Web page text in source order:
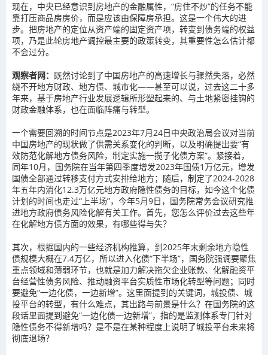
现在，中央已经意识到房地产的金融属性，“房住不炒”的任务不能
靠打压商品房房价，而是应该由保障房承担。这是一个伟大的进
步。把房地产的定位从资产端的固定资产项，转变到债务端的权益
项，乃是此轮房地产调控最主要的政策转变，其重要性怎么估计都
不会过分。
观察者网： 既然讨论到了中国房地产的高速增长与骤然失落，必然
绕不开地方财政、地方债、城市化——甚至可以说，过去这二十多
年来，基于房地产行业发展逻辑所形塑起来的、与土地紧密挂钩的
财政金融体系，也在面临阵痛与转型。
一个需要回溯的时间节点是2023年7月24日中央政治局会议对当前
中国房地产的现状做了供需关系变化的判断，以及明确提出要“有
效防范化解地方债务风险，制定实施一揽子化债方案”。紧接着，
同年10月，国务院在当年第四季度增发2023年国债1万亿元，增发
国债全部通过转移支付方式安排给地方；随后，制定了2024-2028
年五年内消化12.3万亿元地方政府隐性债务的目标，如今这个化债
计划的时间也走过“上半场”，今年5月9日，国务院常务会议研究推
进地方政府债务风险化解有关工作。首先，您怎么评价过去这些年
在化解地方债方面的效果，有哪些得与失？
其次，根据国内的一些经济机构推算，到2025年末剩余地方隐性
债规模大概在7.4万亿，所以进入化债“下半场”，国务院强调要聚焦
重点领域和薄弱环节，也就是加力解决拖欠企业账款、化解融资平
台经营性债务风险、推动融资平台实质性市场化转型等问题；同时
要避免“一边化债，一边新增”。这里面提到的关键词，城投债、城
投平台的转型，有什么难点，其出路与前景是什么？在国务院的这
段话里面提到避免“一边化债一边新增”，指的是监测体系专门针对
隐性债务不得新增吗？是不是在某种程度上说明了城投平台未来将
彻底退场？